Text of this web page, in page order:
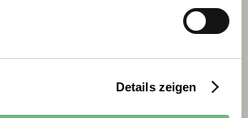
Details zeigen